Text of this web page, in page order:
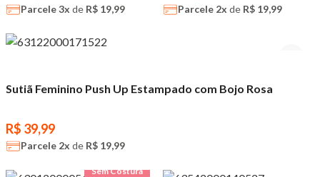
Parcele3x de R$ 19,99 Parcele 2x de R$ 19,99
Sutiã Feminino Push Up Estampado com Bojo Rosa
R$ 39,99
Parcele 2x de R$ 19,99
Sem Costura